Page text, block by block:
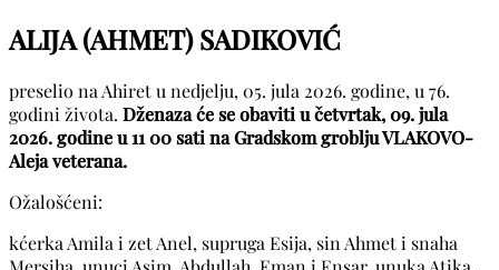
ALIJA (AHMET) SADIKOVIĆ
preselio na Ahiret u nedjelju, 05. jula 2026. godine, u 76.
godini života. Dženaza će se obaviti u četvrtak, 09. jula
2026. godine u 11 00 sati na Gradskom groblju VLAKOVO-
Aleja veterana.
Ožalošćeni:
kćerka Amila i zet Anel, supruga Esija, sin Ahmet i snaha